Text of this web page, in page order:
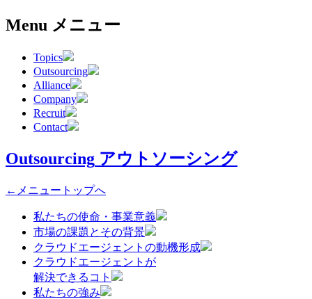
Menu メニュー
Topics
Outsourcing
Alliance
Company
Recruit
Contact
Outsourcing アウトソーシング
←メニュートップへ
私たちの使命・事業意義
市場の課題とその背景
クラウドエージェントの動機形成
クラウドエージェントが
解決できるコト
私たちの強み